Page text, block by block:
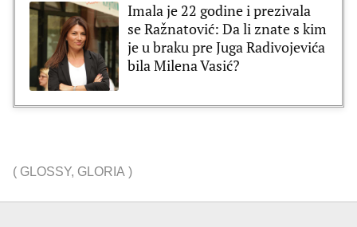
Imala je 22 godine i prezivala
se Ražnatović: Da li znate s kim
je u braku pre Juga Radivojevića
bila Milena Vasić?
( GLOSSY, GLORIA )